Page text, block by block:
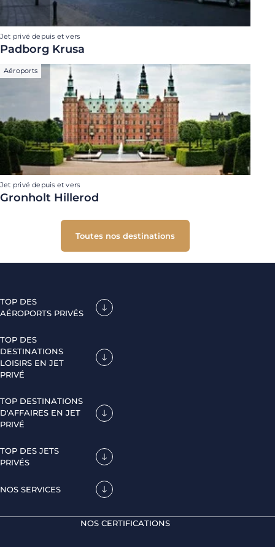
Jet privé depuis et vers
Padborg Krusa
Aéroports
Jet privé depuis et vers
Gronholt Hillerod
Toutes nos destinations
TOP DES
AÉROPORTS PRIVÉS
TOP DES
DESTINATIONS
LOISIRS EN JET
PRIVÉ
TOP DESTINATIONS
D'AFFAIRES EN JET
PRIVÉ
TOP DES JETS
PRIVÉS
NOS SERVICES
NOS CERTIFICATIONS